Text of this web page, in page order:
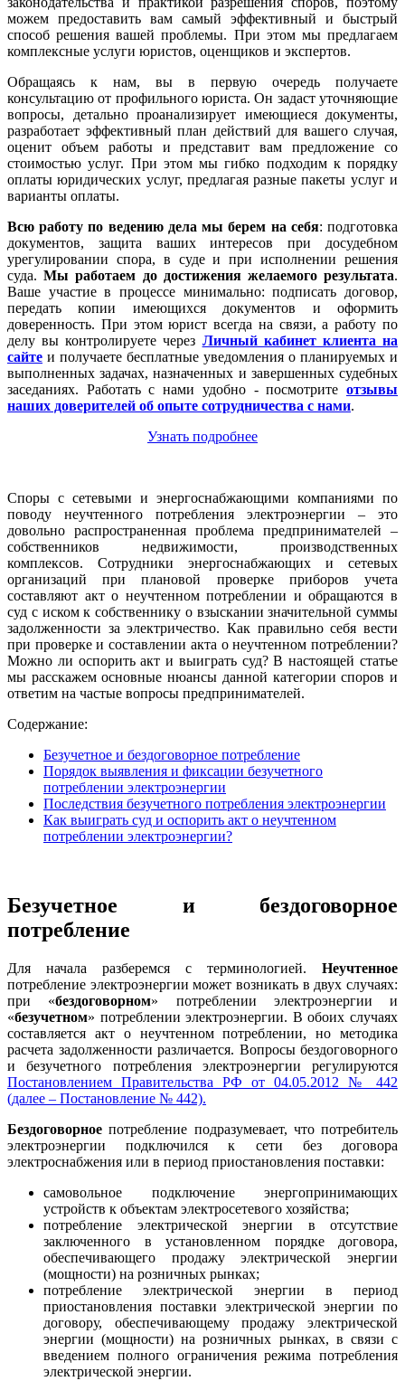
можем предоставить вам самый эффективный и быстрый
способ решения вашей проблемы. При этом мы предлагаем
комплексные услуги юристов, оценщиков и экспертов.
Обращаясь к нам, вы в первую очередь получаете
консультацию от профильного юриста. Он задаст уточняющие
вопросы, детально проанализирует имеющиеся документы,
разработает эффективный план действий для вашего случая,
оценит объем работы и представит вам предложение со
стоимостью услуг. При этом мы гибко подходим к порядку
оплаты юридических услуг, предлагая разные пакеты услуг и
варианты оплаты.
Всю работу по ведению дела мы берем на себя: подготовка
документов, защита ваших интересов при досудебном
урегулировании спора, в суде и при исполнении решения
суда.Мы работаем до достижения желаемого результата.
Ваше участие в процессе минимально: подписать договор,
передать копии имеющихся документов и оформить
доверенность. При этом юрист всегда на связи, а работу по
делу вы контролируете через Личный кабинет клиента на
сайте и получаете бесплатные уведомления о планируемых и
выполненных задачах, назначенных и завершенных судебных
заседаниях. Работать с нами удобно - посмотрите отзывы
наших доверителей об опыте сотрудничества с нами.
Узнать подробнее
Споры с сетевыми и энергоснабжающими компаниями по
поводу неучтенного потребления электроэнергии – это
довольно распространенная проблема предпринимателей –
собственников недвижимости, производственных
комплексов. Сотрудники энергоснабжающих и сетевых
организаций при плановой проверке приборов учета
составляют акт о неучтенном потреблении и обращаются в
суд с иском к собственнику о взыскании значительной суммы
задолженности за электричество. Как правильно себя вести
при проверке и составлении акта о неучтенном потреблении?
Можно ли оспорить акт и выиграть суд? В настоящей статье
мы расскажем основные нюансы данной категории споров и
ответим на частые вопросы предпринимателей.
Содержание:
Безучетное и бездоговорное потребление
Порядок выявления и фиксации безучетного
потреблении электроэнергии
Последствия безучетного потребления электроэнергии
Как выиграть суд и оспорить акт о неучтенном
потреблении электроэнергии?
Безучетное и бездоговорное
потребление
Для начала разберемся с терминологией. Неучтенное
потребление электроэнергии может возникать в двух случаях:
при «бездоговорном» потреблении электроэнергии и
«безучетном» потреблении электроэнергии. В обоих случаях
составляется акт о неучтенном потреблении, но методика
расчета задолженности различается. Вопросы бездоговорного
и безучетного потребления электроэнергии регулируются
Постановлением Правительства РФ от 04.05.2012 № 442
(далее – Постановление № 442).
Бездоговорноепотребление подразумевает, что потребитель
электроэнергии подключился к сети без договора
электроснабжения или в период приостановления поставки:
самовольное подключение энергопринимающих
устройств к объектам электросетевого хозяйства;
потребление электрической энергии в отсутствие
заключенного в установленном порядке договора,
обеспечивающего продажу электрической энергии
(мощности) на розничных рынках;
потребление электрической энергии в период
приостановления поставки электрической энергии по
договору, обеспечивающему продажу электрической
энергии (мощности) на розничных рынках, в связи с
введением полного ограничения режима потребления
электрической энергии.